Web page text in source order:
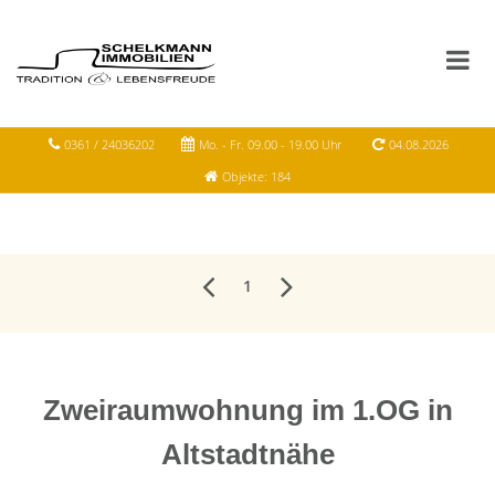
0361 / 24036202 Mo. - Fr. 09.00 - 19.00 Uhr
04.08.2026
Objekte: 184
1
Zweiraumwohnung im 1.OG in
Altstadtnähe